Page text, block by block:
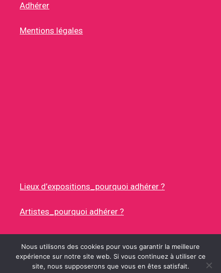
Adhérer
Mentions légales
Lieux d’expositions_pourquoi adhérer ?
Artistes_pourquoi adhérer ?
© 2026 RUES DES ARTISTES• CONSTRUIT AVEC
Nous utilisons des cookies pour vous garantir la meilleure
expérience sur notre site web. Si vous continuez à utiliser ce
site, nous supposerons que vous en êtes satisfait.